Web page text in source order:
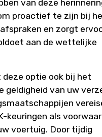
van deze
proactief te zijn bij
en zorgt
aan de wettelijke
deze optie ook bij het
geldigheid van uw
keuringen als
voertuig. Door tijdig